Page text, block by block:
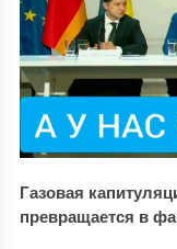
Газовая
превращается в